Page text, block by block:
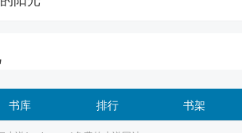
书库 排行 书架